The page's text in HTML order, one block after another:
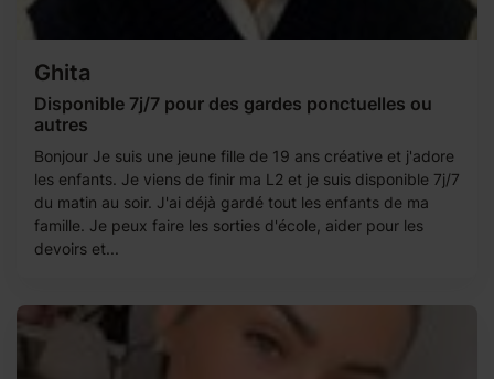
Ghita
Disponible 7j/7 pour des gardes ponctuelles ou
autres
Bonjour Je suis une jeune fille de 19 ans créative et j'adore
les enfants. Je viens de finir ma L2 et je suis disponible 7j/7
du matin au soir. J'ai déjà gardé tout les enfants de ma
famille. Je peux faire les sorties d'école, aider pour les
devoirs et...